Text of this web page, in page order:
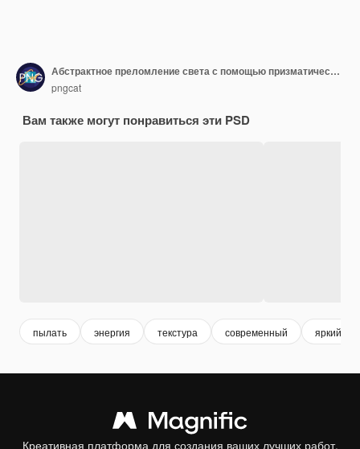
Абстрактное преломление света с помощью призматических цветов
pngcat
Вам также могут понравиться эти PSD
пылать энергия текстура современный яркий
Креативная платформа для создания ваших лучших работ.